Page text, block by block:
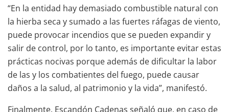
“En la entidad hay demasiado combustible natural con
la hierba seca y sumado a las fuertes ráfagas de viento,
puede provocar incendios que se pueden expandir y
salir de control, por lo tanto, es importante evitar estas
prácticas nocivas porque además de dificultar la labor
de las y los combatientes del fuego, puede causar
daños a la salud, al patrimonio y la vida”, manifestó.
Finalmente, Escandón Cadenas señaló que, en caso de